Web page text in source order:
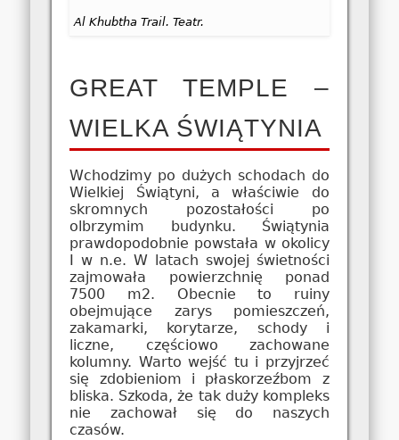
Al Khubtha Trail. Teatr.
GREAT TEMPLE –
WIELKA ŚWIĄTYNIA
Wchodzimy po dużych schodach do
Wielkiej Świątyni, a właściwie do
skromnych pozostałości po
olbrzymim budynku. Świątynia
prawdopodobnie powstała w okolicy
I w n.e. W latach swojej świetności
zajmowała powierzchnię ponad
7500 m2. Obecnie to ruiny
obejmujące zarys pomieszczeń,
zakamarki, korytarze, schody i
liczne, częściowo zachowane
kolumny. Warto wejść tu i przyjrzeć
się zdobieniom i płaskorzeźbom z
bliska. Szkoda, że tak duży kompleks
nie zachował się do naszych
czasów.